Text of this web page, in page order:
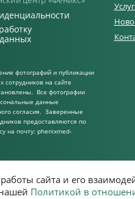
фотографий и публикации
сотрудников на сайте
Все фотографии
данные
согласия. Заверенные
предоставляются по
на почту: phenixmed-
сайта и его
Политикой в